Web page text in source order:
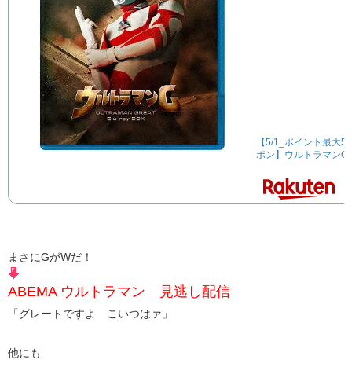
【5/1_ポイント最大
ポン】ウルトラマン
まさにGがWだ！
ABEMA ウルトラマン 見逃し配信
「グレートですよ こいつはァ」
他にも